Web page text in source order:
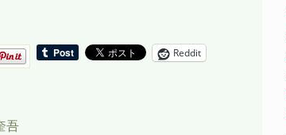
Reddit
吾